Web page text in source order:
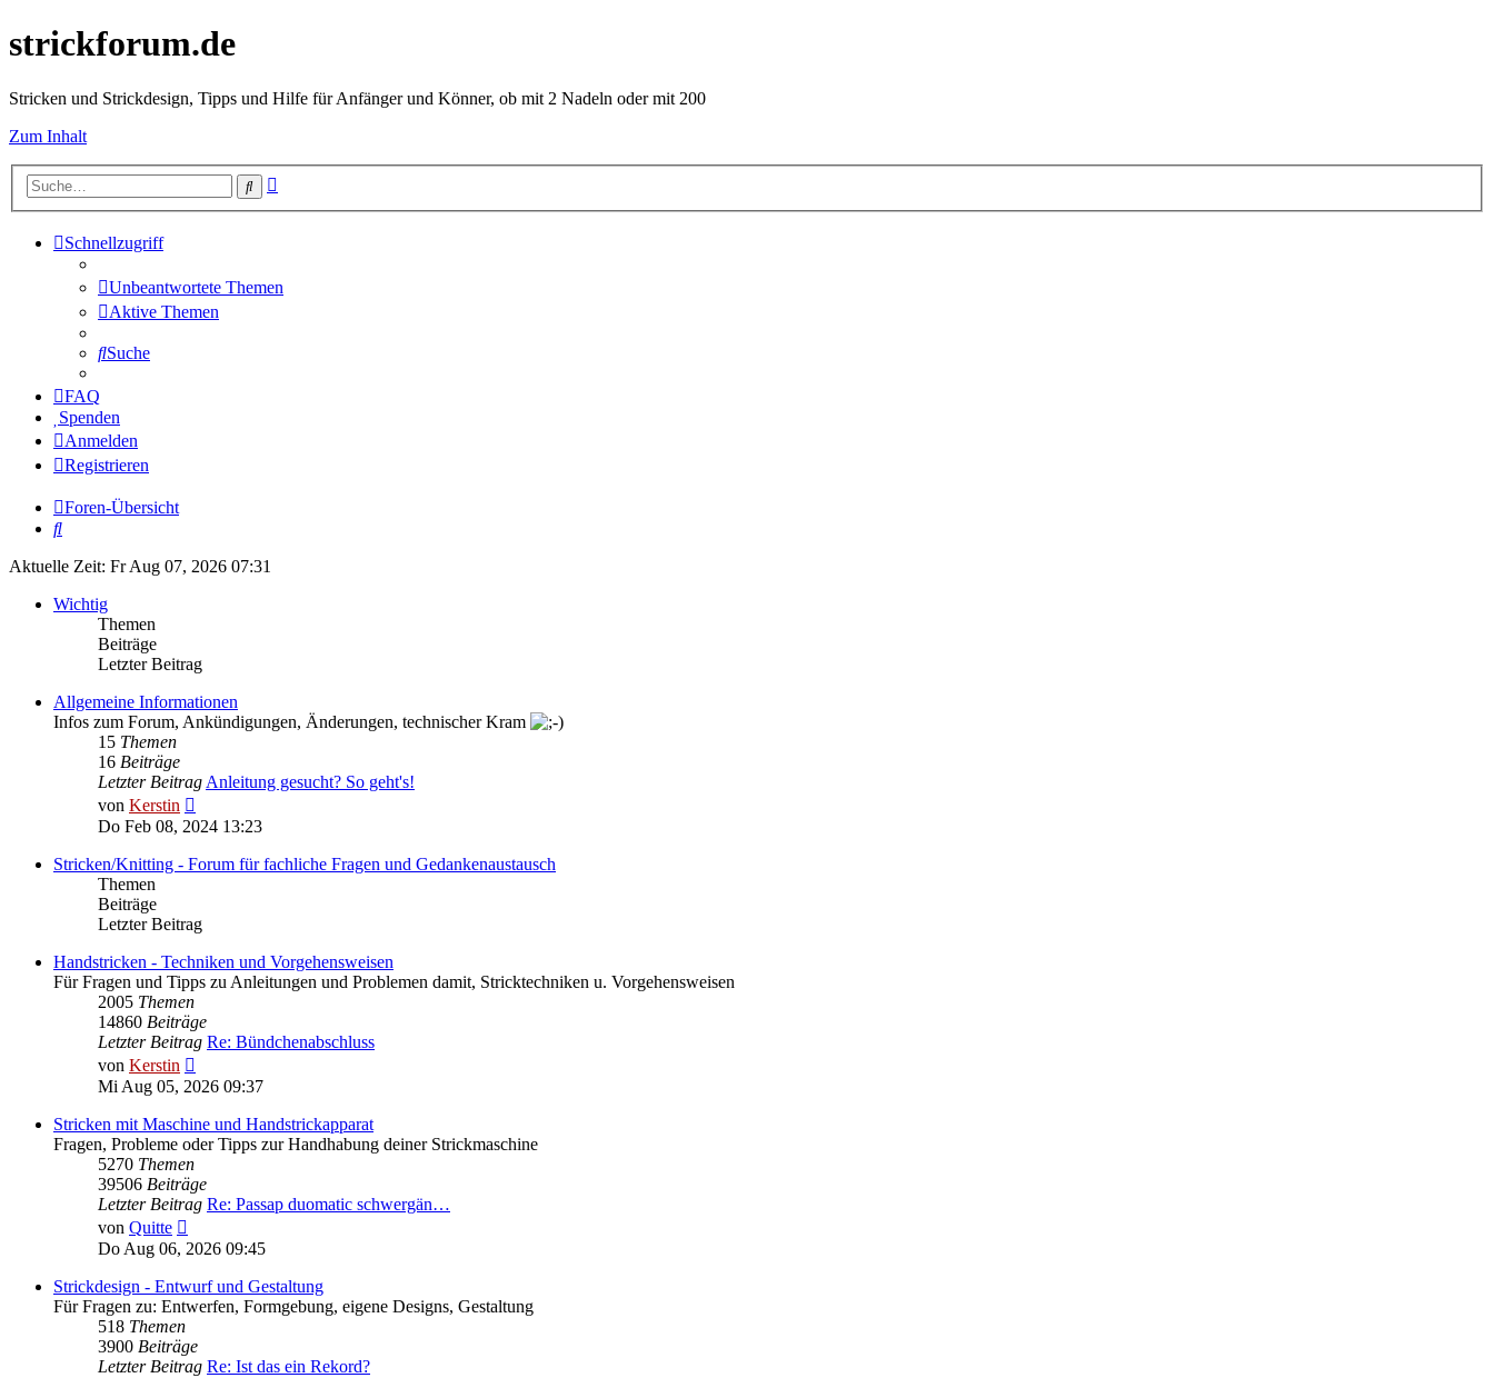
strickforum.de
Stricken und Strickdesign, Tipps und Hilfe für Anfänger und Könner, ob mit 2 Nadeln oder mit 200
Zum Inhalt
Suche
Schnellzugriff
Unbeantwortete Themen
Aktive Themen
Suche
FAQ
Spenden
Anmelden
Registrieren
Foren-Übersicht
Suche
Aktuelle Zeit: Fr Aug 07, 2026 07:31
Wichtig
Themen
Beiträge
Letzter Beitrag
Allgemeine Informationen
Infos zum Forum, Ankündigungen, Änderungen, technischer Kram
15 Themen
16 Beiträge
Letzter BeitragAnleitung gesucht? So geht's!
von Kerstin
Beitrag
Do Feb 08, 2024 13:23
Stricken/Knitting - Forum für fachliche Fragen und Gedankenaustausch
Themen
Beiträge
Letzter Beitrag
Handstricken - Techniken und Vorgehensweisen
Für Fragen und Tipps zu Anleitungen und Problemen damit, Stricktechniken u. Vorgehensweisen
2005 Themen
14860 Beiträge
Letzter Beitrag Re: Bündchenabschluss
von Kerstin
Beitrag
Mi Aug 05, 2026 09:37
Stricken mit Maschine und Handstrickapparat
Fragen, Probleme oder Tipps zur Handhabung deiner Strickmaschine
5270 Themen
39506 Beiträge
Letzter Beitrag Re: Passap duomatic schwergän…
von Quitte
Beitrag
Do Aug 06, 2026 09:45
Strickdesign - Entwurf und Gestaltung
Für Fragen zu: Entwerfen, Formgebung, eigene Designs, Gestaltung
518 Themen
3900 Beiträge
Letzter Beitrag Re: Ist das ein Rekord?